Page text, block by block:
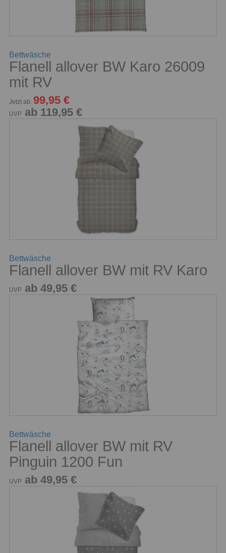
Bettwäsche
Flanell allover BW Karo 26009
mit RV
Jetzt ab: 99,95 €
UVP ab 119,95 €
Bettwäsche
Flanell allover BW mit RV Karo
UVP ab 49,95 €
Bettwäsche
Flanell allover BW mit RV
Pinguin 1200 Fun
UVP ab 49,95 €